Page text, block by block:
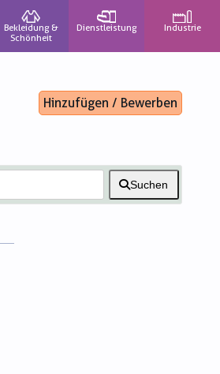
Bekleidung &
Schönheit
Dienstleistung Industrie
Hinzufügen / Bewerben
Suchen